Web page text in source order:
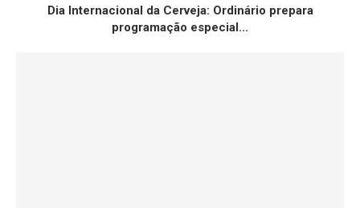
Dia Internacional da Cerveja: Ordinário prepara
programação especial...